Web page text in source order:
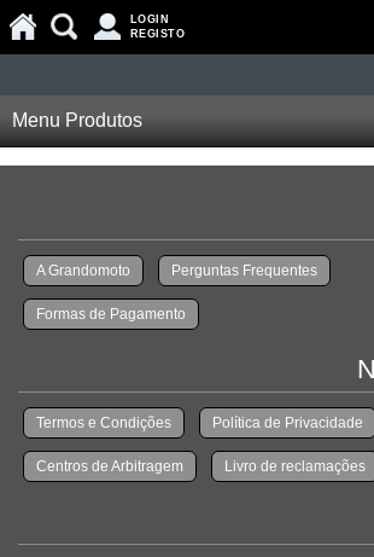
LOGIN
REGISTO
Menu Produtos
A Grandomoto Perguntas Frequentes
Formas de Pagamento
Termos e Condições Política de Privacidade
Centros de Arbitragem Livro de reclamações